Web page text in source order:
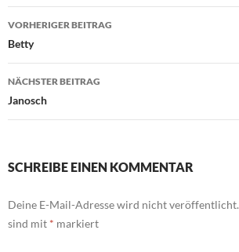
Beitragsnavigation
VORHERIGER BEITRAG
Betty
NÄCHSTER BEITRAG
Janosch
SCHREIBE EINEN KOMMENTAR
Deine E-Mail-Adresse wird nicht veröffentlicht.
sind mit * markiert